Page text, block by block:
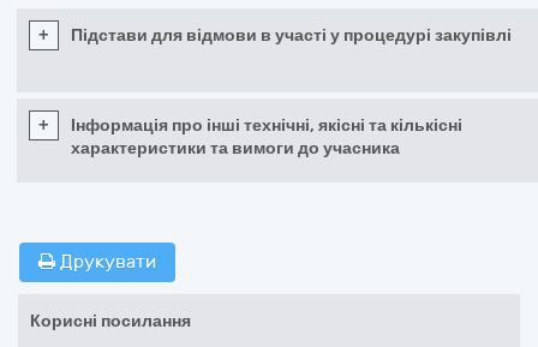
+ Підстави для відмови в участі у процедурі закупівлі
+
Інформація про інші технічні, якісні та кількісні
характеристики та вимоги до учасника
Друкувати
Корисні посилання